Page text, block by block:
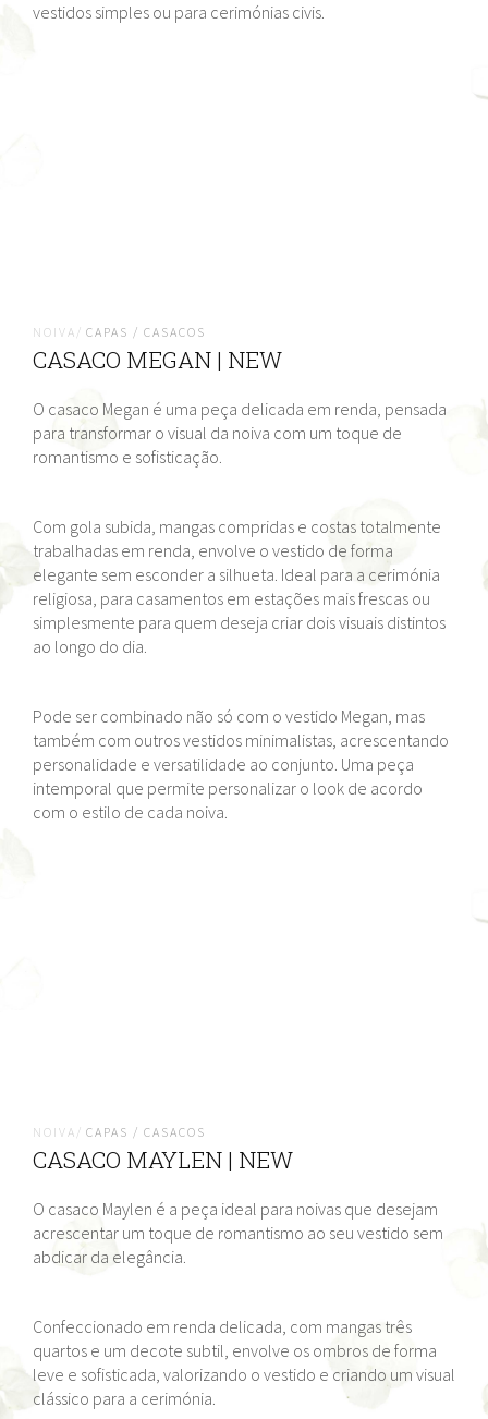
vestidos simples ou para cerimónias civis.
NOIVA/ CAPAS / CASACOS
CASACO MEGAN | NEW
O casaco Megan é uma peça delicada em renda, pensada
para transformar o visual da noiva com um toque de
romantismo e sofisticação.
Com gola subida, mangas compridas e costas totalmente
trabalhadas em renda, envolve o vestido de forma
elegante sem esconder a silhueta. Ideal para a cerimónia
religiosa, para casamentos em estações mais frescas ou
simplesmente para quem deseja criar dois visuais distintos
ao longo do dia.
Pode ser combinado não só com o vestido Megan, mas
também com outros vestidos minimalistas, acrescentando
personalidade e versatilidade ao conjunto. Uma peça
intemporal que permite personalizar o look de acordo
com o estilo de cada noiva.
NOIVA/ CAPAS / CASACOS
CASACO MAYLEN | NEW
O casaco Maylen é a peça ideal para noivas que desejam
acrescentar um toque de romantismo ao seu vestido sem
abdicar da elegância.
Confeccionado em renda delicada, com mangas três
quartos e um decote subtil, envolve os ombros de forma
leve e sofisticada, valorizando o vestido e criando um visual
clássico para a cerimónia.